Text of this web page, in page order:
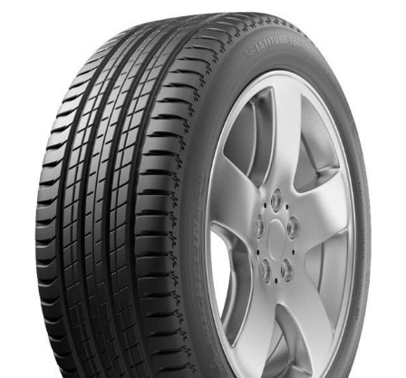
PILOT SUPER SPORT